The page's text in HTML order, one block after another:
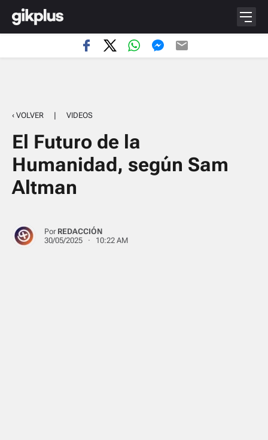
‹ VOLVER | VIDEOS
El Futuro de la
Humanidad, según Sam
Altman
Por REDACCIÓN
30/05/2025 · 10:22 AM